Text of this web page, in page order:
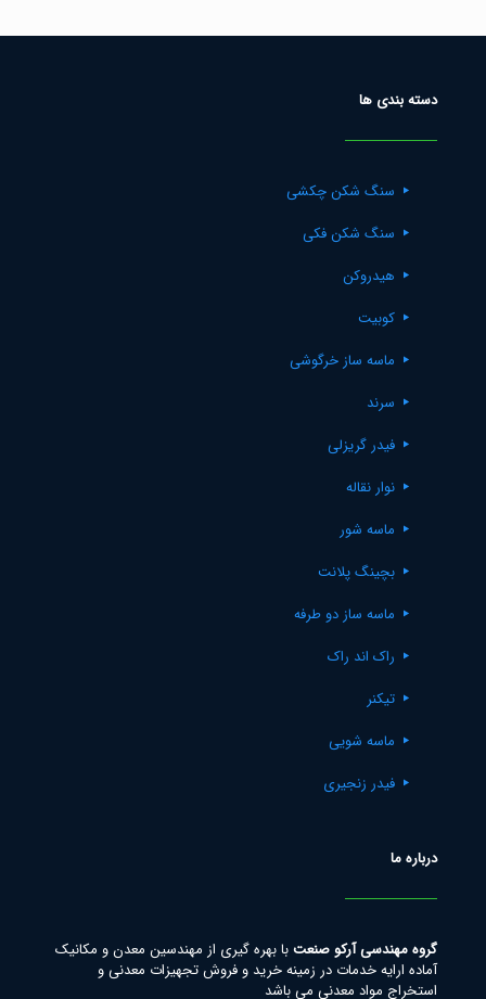
دسته بندی ها
سنگ شکن چکشی
سنگ شکن فکی
هیدروکن
کوبیت
ماسه ساز خرگوشی
سرند
فیدر گریزلی
نوار نقاله
ماسه شور
بچینگ پلانت
ماسه ساز دو طرفه
راک اند راک
تیکنر
ماسه شویی
فیدر زنجیری
درباره ما
گروه مهندسی آرکو صنعتبا بهره گیری از مهندسین معدن و مکانیک
آماده ارایه خدمات در زمینه خرید و فروش تجهیزات معدنی و
استخراج مواد معدنی می باشد